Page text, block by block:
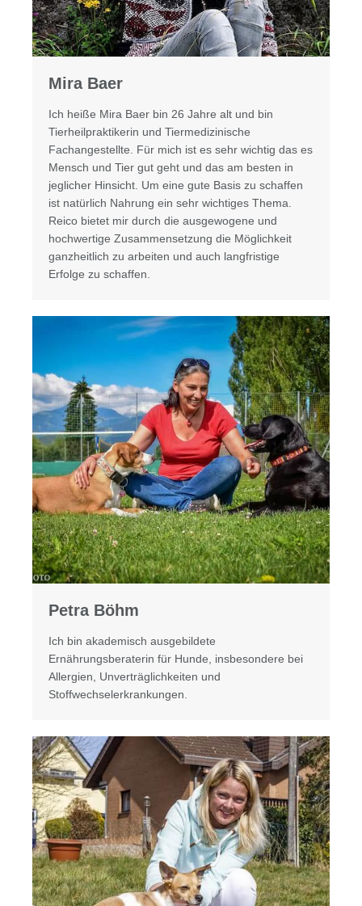
Mira Baer
Ich heiße Mira Baer bin 26 Jahre alt und bin
Tierheilpraktikerin und Tiermedizinische
Fachangestellte. Für mich ist es sehr wichtig das es
Mensch und Tier gut geht und das am besten in
jeglicher Hinsicht. Um eine gute Basis zu schaffen
ist natürlich Nahrung ein sehr wichtiges Thema.
Reico bietet mir durch die ausgewogene und
hochwertige Zusammensetzung die Möglichkeit
ganzheitlich zu arbeiten und auch langfristige
Erfolge zu schaffen.
Petra Böhm
Ich bin akademisch ausgebildete
Ernährungsberaterin für Hunde, insbesondere bei
Allergien, Unverträglichkeiten und
Stoffwechselerkrankungen.